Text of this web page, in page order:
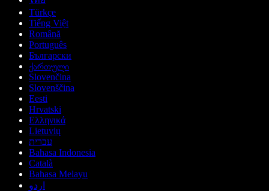
Türkçe
Tiếng Việt
Română
Português
Български
ქართული
Slovenčina
Slovenščina
Eesti
Hrvatski
Ελληνικά
Lietuvių
עברית
Bahasa Indonesia
Català
Bahasa Melayu
اردو